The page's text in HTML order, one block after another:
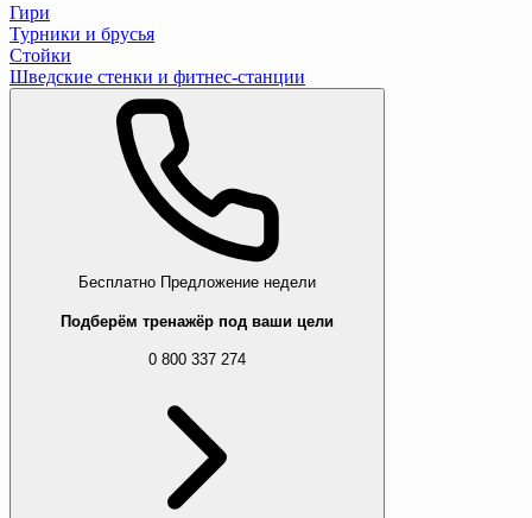
Гири
Турники и брусья
Стойки
Шведские стенки и фитнес-станции
Бесплатно Предложение недели
Подберём тренажёр под ваши цели
0 800 337 274